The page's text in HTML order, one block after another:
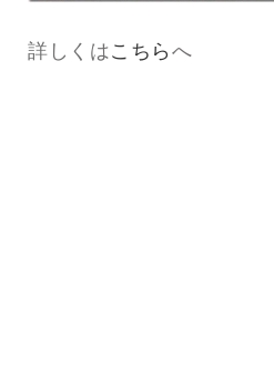
詳しくはこちらへ